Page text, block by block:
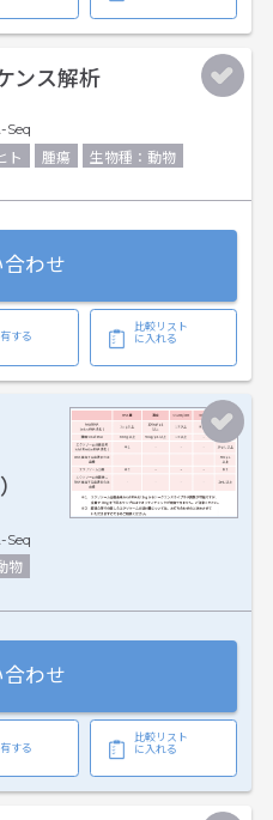
ンス解析
Seq
ト 腫瘍 生物種：動物
合わせ
する
比較リスト
に入れる
Seq
物
合わせ
する
比較リスト
に入れる